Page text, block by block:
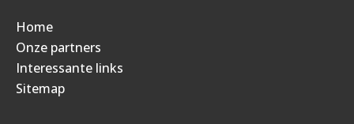
Home
Onze partners
Interessante links
Sitemap